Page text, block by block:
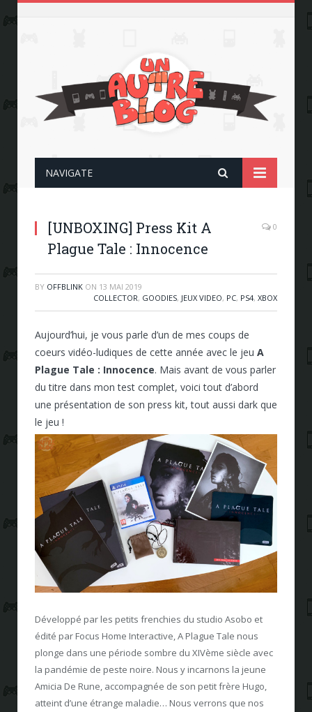
NAVIGATE
[UNBOXING] Press Kit A
Plague Tale : Innocence
0
BY OFFBLINK ON 13 MAI 2019
COLLECTOR, GOODIES, JEUX VIDEO, PC, PS4, XBOX
Aujourd’hui, je vous parle d’un de mes coups de
coeurs vidéo-ludiques de cette année avec le jeu A
Plague Tale : Innocence. Mais avant de vous parler
du titre dans mon test complet, voici tout d’abord
une présentation de son press kit, tout aussi dark que
le jeu !
Développé par les petits frenchies du studio Asobo et
édité par Focus Home Interactive, A Plague Tale nous
plonge dans une période sombre du XIVème siècle avec
la pandémie de peste noire. Nous y incarnons la jeune
Amicia De Rune, accompagnée de son petit frère Hugo,
atteint d’une étrange maladie… Nous verrons que nos